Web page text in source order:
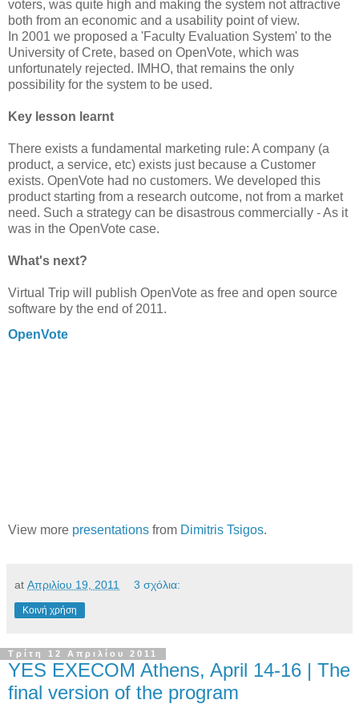
voters, was quite high and making the system not attractive
both from an economic and a usability point of view.
In 2001 we proposed a 'Faculty Evaluation System' to the
University of Crete, based on OpenVote, which was
unfortunately rejected. IMHO, that remains the only
possibility for the system to be used.
Key lesson learnt
There exists a fundamental marketing rule: A company (a
product, a service, etc) exists just because a Customer
exists. OpenVote had no customers. We developed this
product starting from a research outcome, not from a market
need. Such a strategy can be disastrous commercially - As it
was in the OpenVote case.
What's next?
Virtual Trip will publish OpenVote as free and open source
software by the end of 2011.
OpenVote
View more presentations from Dimitris Tsigos.
at Απριλίου 19, 2011 3 σχόλια:
Κοινή χρήση
Τρίτη 12 Απριλίου 2011
YES EXECOM Athens, April 14-16 | The
final version of the program